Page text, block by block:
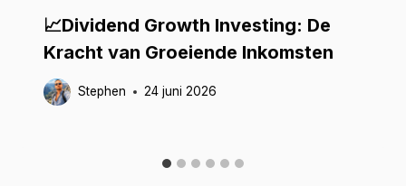
📈Dividend Growth Investing: De
Kracht van Groeiende Inkomsten
Stephen 24 juni 2026